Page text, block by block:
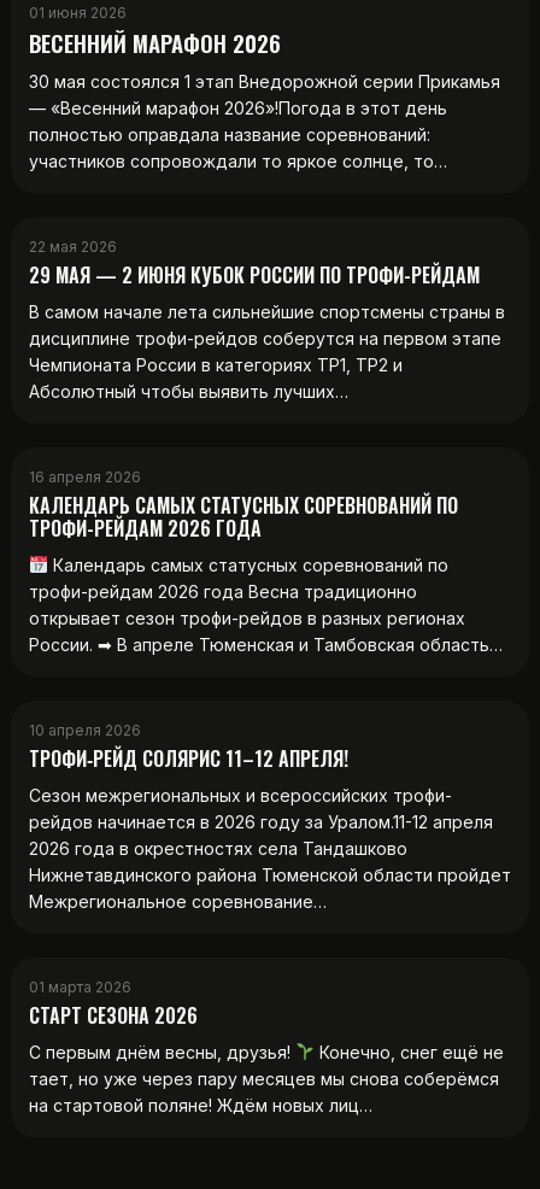
01 июня 2026
ВЕСЕННИЙ МАРАФОН 2026
30 мая состоялся 1 этап Внедорожной серии Прикамья
— «Весенний марафон 2026»!Погода в этот день
полностью оправдала название соревнований:
участников сопровождали то яркое солнце, то…
22 мая 2026
29 МАЯ — 2 ИЮНЯ КУБОК РОССИИ ПО ТРОФИ-РЕЙДАМ
В самом начале лета сильнейшие спортсмены страны в
дисциплине трофи-рейдов соберутся на первом этапе
Чемпионата России в категориях ТР1, ТР2 и
Абсолютный чтобы выявить лучших…
16 апреля 2026
КАЛЕНДАРЬ САМЫХ СТАТУСНЫХ СОРЕВНОВАНИЙ ПО
ТРОФИ-РЕЙДАМ 2026 ГОДА
Календарь самых статусных соревнований по
трофи-рейдам 2026 года Весна традиционно
открывает сезон трофи-рейдов в разных регионах
России. ➡ В апреле Тюменская и Тамбовская область…
10 апреля 2026
ТРОФИ‑РЕЙД СОЛЯРИС 11–12 АПРЕЛЯ!
Сезон межрегиональных и всероссийских трофи-
рейдов начинается в 2026 году за Уралом.11-12 апреля
2026 года в окрестностях села Тандашково
Нижнетавдинского района Тюменской области пройдет
Межрегиональное соревнование…
01 марта 2026
СТАРТ СЕЗОНА 2026
С первым днём весны, друзья!
Конечно, снег ещё не
тает, но уже через пару месяцев мы снова соберёмся
на стартовой поляне! Ждём новых лиц…